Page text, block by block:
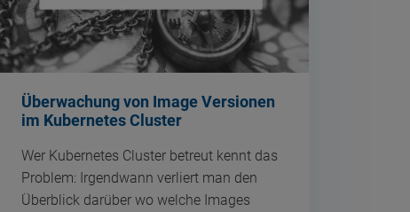
Überwachung von Image Versionen
im Kubernetes Cluster
Wer Kubernetes Cluster betreut kennt das
Problem: Irgendwann verliert man den
Überblick darüber wo welche Images